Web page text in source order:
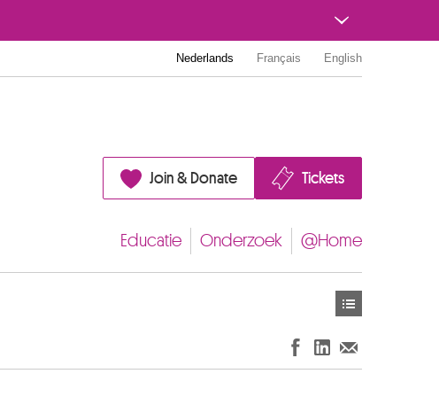
Nederlands Français English
Join & Donate Tickets
Educatie Onderzoek @Home